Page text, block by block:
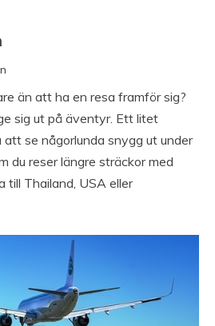
än att ha en resa framför sig?
sig ut på äventyr. Ett litet
att se någorlunda snygg ut under
du reser längre sträckor med
till Thailand, USA eller